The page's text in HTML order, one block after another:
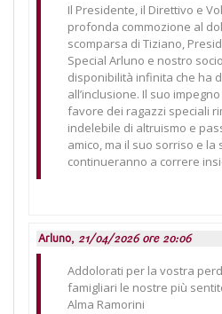
Il Presidente, il Direttivo e
profonda commozione al
scomparsa di Tiziano,
Special Arluno e nostro
disponibilità infinita che ha
all’inclusione. Il suo
favore dei ragazzi speciali
indelebile di altruismo e
amico, ma il suo sorriso e la
continueranno a correre
Arluno, 21/04/2026 ore 20:06
Addolorati per la vostra
famigliari le nostre più
Alma Ramorini